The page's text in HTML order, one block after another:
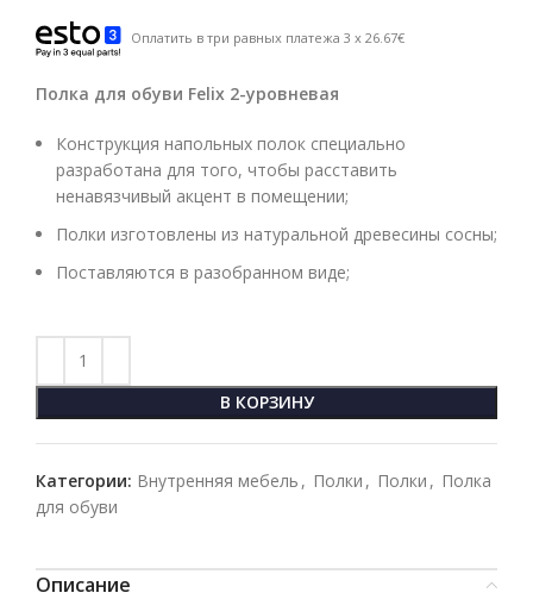
Оплатить в три равных платежа 3 x 26.67€
Полка для обуви Felix 2-уровневая
Конструкция напольных полок специально
разработана для того, чтобы расставить
ненавязчивый акцент в помещении;
Полки изготовлены из натуральной древесины сосны;
Поставляются в разобранном виде;
В КОРЗИНУ
Категории: Внутренняя мебель , Полки , Полки , Полка
для обуви
Описание